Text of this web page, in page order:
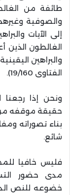
طائفة من
والصوفية
إلى الآيات
الغالطون الذين
والبراهين
الفتاوى 19/160).
ونحن إذا رجعنا
حقيقة موقفه من
بناء تصوراته
شائع.
فليس خافيا
مدى حضور
خضوعه للنص